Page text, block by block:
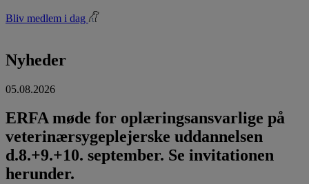
Bliv medlem i dag
Nyheder
05.08.2026
ERFA møde for oplæringsansvarlige på
veterinærsygeplejerske uddannelsen
d.8.+9.+10. september. Se invitationen
herunder.